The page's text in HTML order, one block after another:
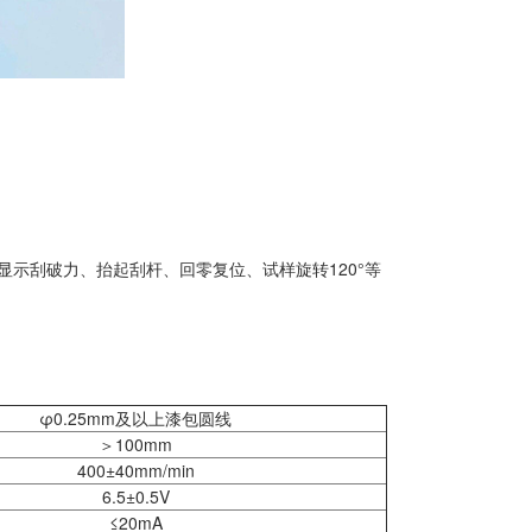
刮破力、抬起刮杆、回零复位、试样旋转120°等
φ0.25mm及以上漆包圆线
＞100mm
400±40mm/min
6.5±0.5V
≤20mA